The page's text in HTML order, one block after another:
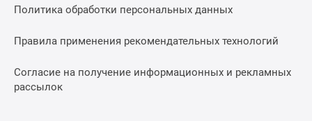
Политика обработки персональных данных
Правила применения рекомендательных технологий
Согласие на получение информационных и рекламных
рассылок